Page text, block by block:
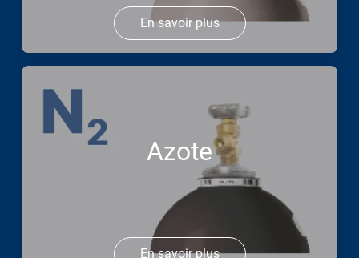
En savoir plus
Azote
En savoir plus